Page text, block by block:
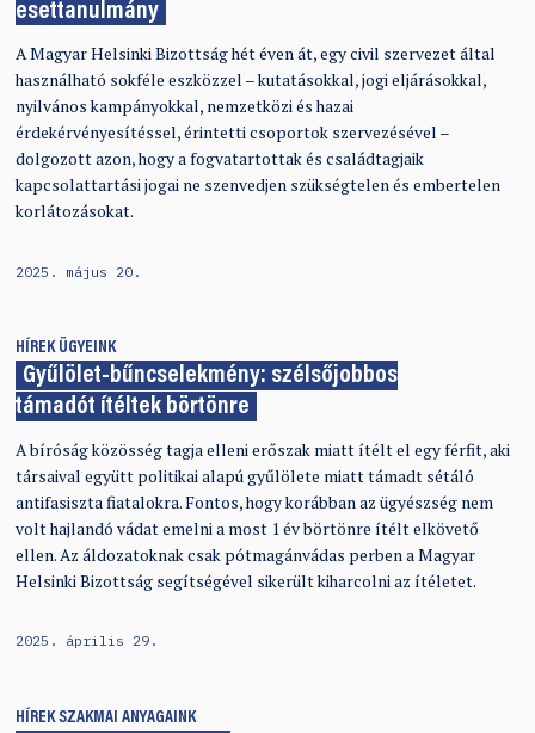
esettanulmány
A Magyar Helsinki Bizottság hét éven át, egy civil szervezet által
használható sokféle eszközzel – kutatásokkal, jogi eljárásokkal,
nyilvános kampányokkal, nemzetközi és hazai
érdekérvényesítéssel, érintetti csoportok szervezésével –
dolgozott azon, hogy a fogvatartottak és családtagjaik
kapcsolattartási jogai ne szenvedjen szükségtelen és embertelen
korlátozásokat.
2025. május 20.
HÍREK ÜGYEINK
Gyűlölet-bűncselekmény: szélsőjobbos
támadót ítéltek börtönre
A bíróság közösség tagja elleni erőszak miatt ítélt el egy férfit, aki
társaival együtt politikai alapú gyűlölete miatt támadt sétáló
antifasiszta fiatalokra. Fontos, hogy korábban az ügyészség nem
volt hajlandó vádat emelni a most 1 év börtönre ítélt elkövető
ellen. Az áldozatoknak csak pótmagánvádas perben a Magyar
Helsinki Bizottság segítségével sikerült kiharcolni az ítéletet.
2025. április 29.
HÍREK SZAKMAI ANYAGAINK